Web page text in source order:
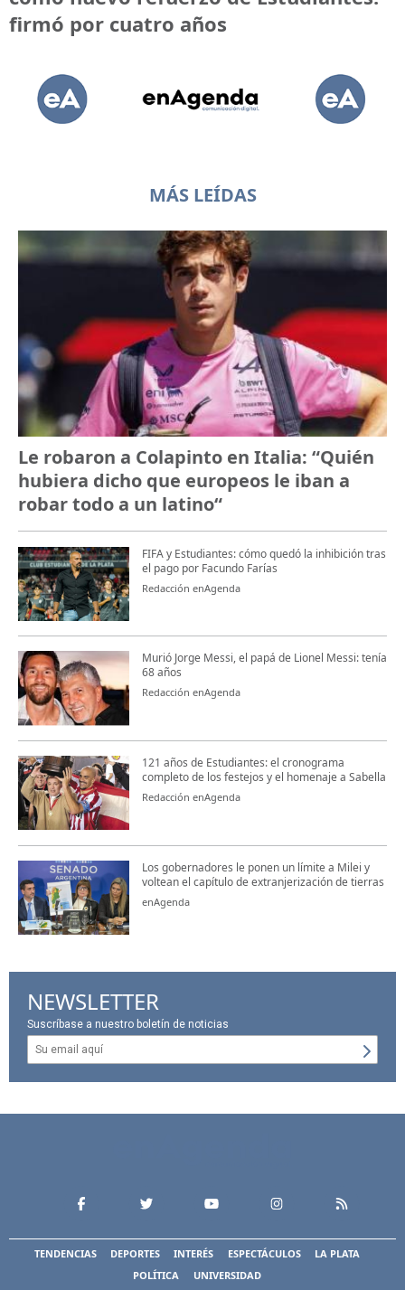
firmó por cuatro años
MÁS LEÍDAS
Le robaron a Colapinto en Italia: “Quién
hubiera dicho que europeos le iban a
robar todo a un latino“
FIFA y Estudiantes: cómo quedó la inhibición tras
el pago por Facundo Farías
Redacción enAgenda
Murió Jorge Messi, el papá de Lionel Messi: tenía
68 años
Redacción enAgenda
121 años de Estudiantes: el cronograma
completo de los festejos y el homenaje a Sabella
Redacción enAgenda
Los gobernadores le ponen un límite a Milei y
voltean el capítulo de extranjerización de tierras
enAgenda
NEWSLETTER
Suscríbase a nuestro boletín de noticias
TENDENCIAS DEPORTES INTERÉS ESPECTÁCULOS
LA PLATA
POLÍTICA
UNIVERSIDAD